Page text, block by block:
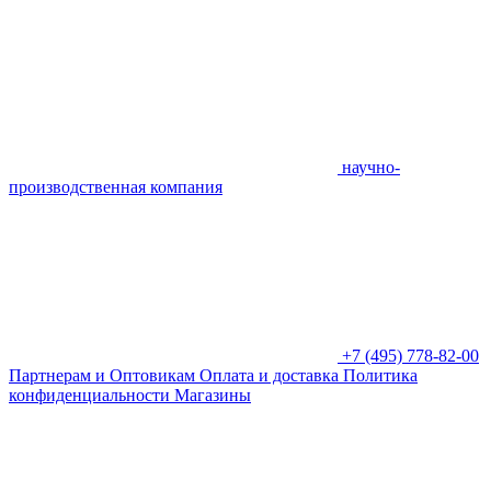
научно-
производственная компания
+7 (495) 778-82-00
Партнерам и Оптовикам Оплата и доставка Политика
конфиденциальности Магазины